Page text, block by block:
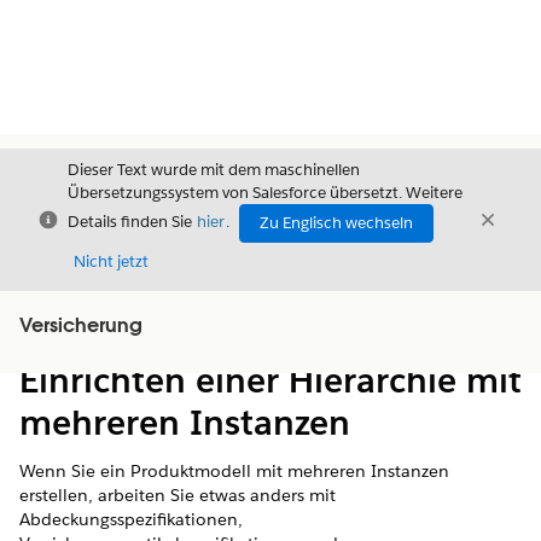
Schließen
Dieser Text wurde mit dem maschinellen
Übersetzungssystem von Salesforce übersetzt. Weitere
Details finden Sie hier.
Zu Englisch wechseln
Nicht jetzt
VersicherungInhalt anzeigen
Inhalt
Einrichten einer Hierarchie mit
mehreren Instanzen
Wenn Sie ein Produktmodell mit mehreren Instanzen
erstellen, arbeiten Sie etwas anders mit
Abdeckungsspezifikationen,